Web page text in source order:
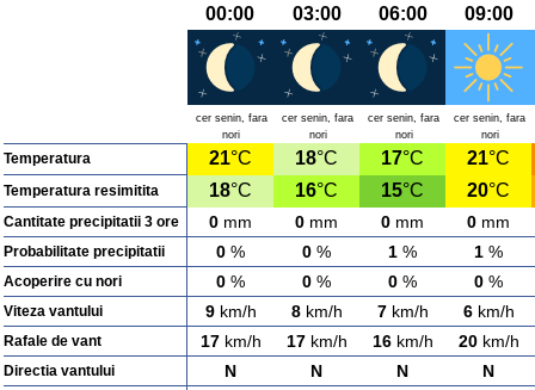
00:00 03:00 06:00 09:00
cer senin, fara
nori
cer senin, fara
nori
cer senin, fara
nori
cer senin, fara
nori
Temperatura 21°C 18°C 17°C 21°C
Temperatura resimitita 18°C 16°C 15°C 20°C
Cantitate precipitatii 3 ore 0 mm 0 mm 0 mm 0 mm
Probabilitate precipitatii 0 % 0 % 1 % 1 %
Acoperire cu nori 0 % 0 % 0 % 0 %
Viteza vantului 9km/h 8km/h 7km/h 6km/h
Rafale de vant 17km/h 17km/h 16km/h 20km/h
Directia vantului N N N N